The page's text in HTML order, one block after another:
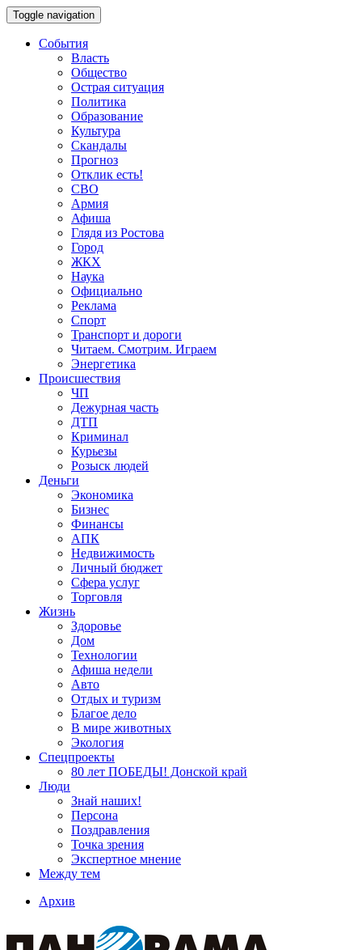
Toggle navigation
События
Власть
Общество
Острая ситуация
Политика
Образование
Культура
Скандалы
Прогноз
Отклик есть!
СВО
Армия
Афиша
Глядя из Ростова
Город
ЖКХ
Наука
Официально
Реклама
Спорт
Транспорт и дороги
Читаем. Смотрим. Играем
Энергетика
Происшествия
ЧП
Дежурная часть
ДТП
Криминал
Курьезы
Розыск людей
Деньги
Экономика
Бизнес
Финансы
АПК
Недвижимость
Личный бюджет
Сфера услуг
Торговля
Жизнь
Здоровье
Дом
Технологии
Афиша недели
Авто
Отдых и туризм
Благое дело
В мире животных
Экология
Спецпроекты
80 лет ПОБЕДЫ! Донской край
Люди
Знай наших!
Персона
Поздравления
Точка зрения
Экспертное мнение
Между тем
Архив